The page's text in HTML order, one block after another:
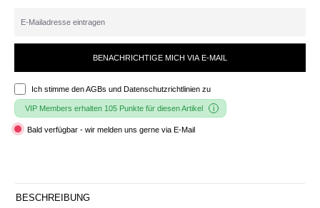
BENACHRICHTIGE MICH VIA E-MAIL
Ich stimme denAGBs und Datenschutzrichtlinien zu
VIP Members erhalten 105 Punkte für diesen Artikel
Bald verfügbar - wir melden uns gerne via E-Mail
BESCHREIBUNG